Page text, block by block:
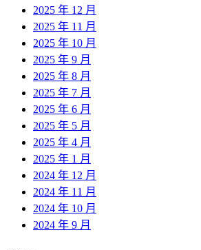
2025 年 12 月
2025 年 11 月
2025 年 10 月
2025 年 9 月
2025 年 8 月
2025 年 7 月
2025 年 6 月
2025 年 5 月
2025 年 4 月
2025 年 1 月
2024 年 12 月
2024 年 11 月
2024 年 10 月
2024 年 9 月